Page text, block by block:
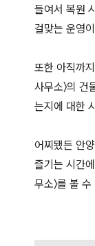
들여서 복원
걸맞는 운영
또한 아직까
사무소〉의
는지에 대한
어찌됐든 안
즐기는 시간
무소〉를 볼